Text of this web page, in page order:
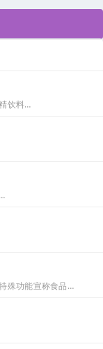
饮料…
殊功能宣称食品…